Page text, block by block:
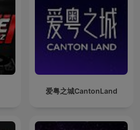
爱粤之城CantonLand